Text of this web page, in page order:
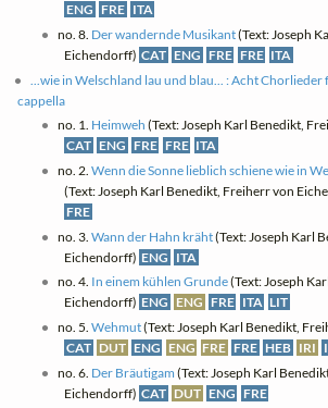
ENG FRE ITA
no. 8. Der wandernde Musikant(Text: Joseph
Eichendorff) CAT ENG FRE FRE ITA
...wie in Welschland lau und blau... : Acht
cappella
no. 1. Heimweh (Text: Joseph Karl Benedikt,
CAT ENG FRE FRE ITA
no. 2. Wenn die Sonne lieblich schiene wie in
(Text: Joseph Karl Benedikt, Freiherr von
FRE
no. 3. Wann der Hahn kräht(Text: Joseph Karl
Eichendorff) ENG ITA
no. 4. In einem kühlen Grunde(Text: Joseph
Eichendorff) ENG ENG FRE ITA LIT
no. 5. Wehmut(Text: Joseph Karl Benedikt,
CAT DUT ENG ENG FRE FRE HEB IRI
no. 6. Der Bräutigam (Text: Joseph Karl
Eichendorff) CAT DUT ENG FRE